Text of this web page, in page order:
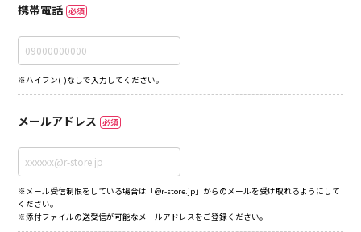
携帯電話 必須
※ハイフン(-)なしで入力してください。
メールアドレス 必須
※メール受信制限をしている場合は「@r-store.jp」からのメールを受け取れるようにして
ください。
※添付ファイルの送受信が可能なメールアドレスをご登録ください。